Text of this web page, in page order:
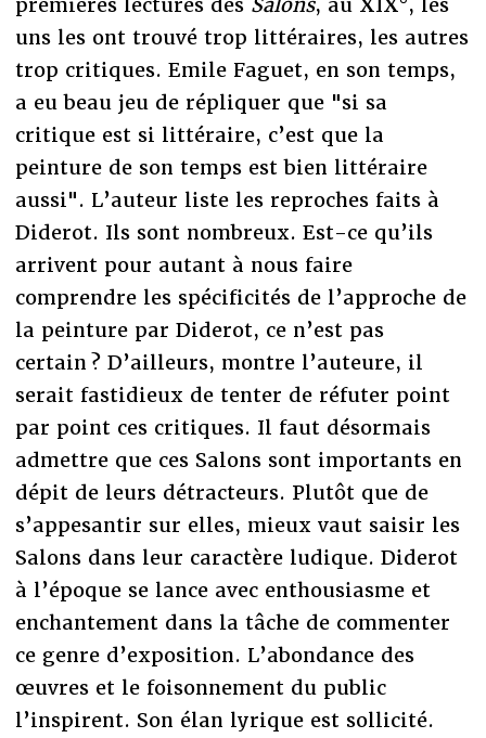
uns les ont trouvé trop littéraires, les autres
trop critiques. Emile Faguet, en son temps,
a eu beau jeu de répliquer que "si sa
critique est si littéraire, c’est que la
peinture de son temps est bien littéraire
aussi". L’auteur liste les reproches faits à
Diderot. Ils sont nombreux. Est-ce qu’ils
arrivent pour autant à nous faire
comprendre les spécificités de l’approche de
la peinture par Diderot, ce n’est pas
certain ? D’ailleurs, montre l’auteure, il
serait fastidieux de tenter de réfuter point
par point ces critiques. Il faut désormais
admettre que ces Salons sont importants en
dépit de leurs détracteurs. Plutôt que de
s’appesantir sur elles, mieux vaut saisir les
Salons dans leur caractère ludique. Diderot
à l’époque se lance avec enthousiasme et
enchantement dans la tâche de commenter
ce genre d’exposition. L’abondance des
œuvres et le foisonnement du public
l’inspirent. Son élan lyrique est sollicité.